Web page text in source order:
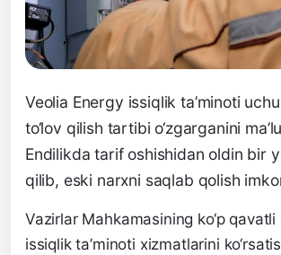
Veolia Energy issiqlik ta’minoti
to‘lov qilish tartibi o‘zgarganini
Endilikda tarif oshishidan oldin bir
qilib, eski narxni saqlab qolish
Vazirlar Mahkamasining ko‘p
issiqlik ta’minoti xizmatlarini